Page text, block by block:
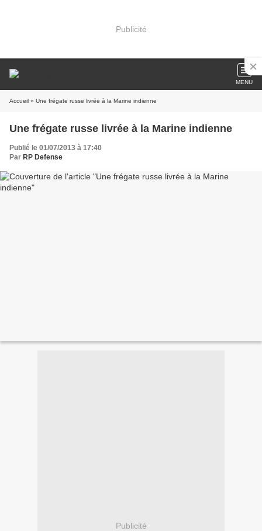
Publicité
MENU
Accueil » Une frégate russe livrée à la Marine indienne
Une frégate russe livrée à la Marine indienne
Publié le 01/07/2013 à 17:40
Par RP Defense
Publicité